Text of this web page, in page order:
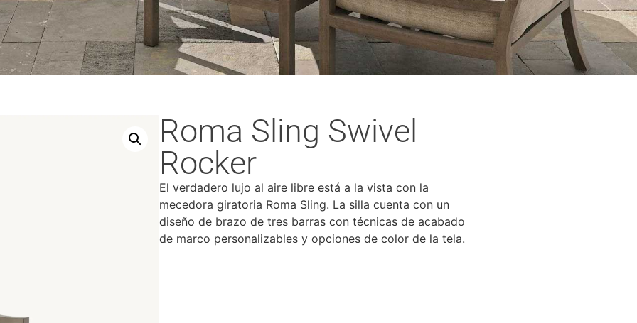
Roma Sling Swivel
Rocker
El verdadero lujo al aire libre está a la vista con la
mecedora giratoria Roma Sling. La silla cuenta con un
diseño de brazo de tres barras con técnicas de acabado
de marco personalizables y opciones de color de la tela.